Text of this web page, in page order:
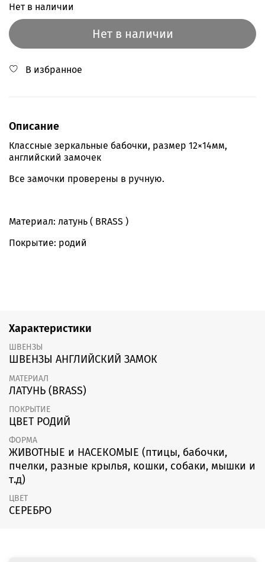
Нет в наличии
Нет в наличии
В избранное
Описание
Классные зеркальные бабочки, размер 12×14мм,
английский замочек
Все замочки проверены в ручную.
Материал: латунь ( BRASS )
Покрытие: родий
Характеристики
ШВЕНЗЫ
ШВЕНЗЫ АНГЛИЙСКИЙ ЗАМОК
МАТЕРИАЛ
ЛАТУНЬ (BRASS)
ПОКРЫТИЕ
ЦВЕТ РОДИЙ
ФОРМА
ЖИВОТНЫЕ и НАСЕКОМЫЕ (птицы, бабочки,
пчелки, разные крылья, кошки, собаки, мышки и
т.д)
ЦВЕТ
СЕРЕБРО